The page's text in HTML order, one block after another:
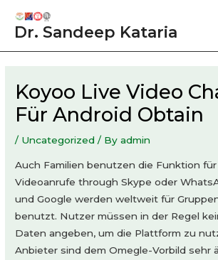
Dr. Sandeep Kataria
Koyoo Live Video
Für Android Obtain
/ Uncategorized / Byadmin
Auch Familien benutzen die Funktion für
Videoanrufe through Skype oder
und Google werden weltweit für
benutzt. Nutzer müssen in der Regel
Daten angeben, um die Plattform zu
Anbieter sind dem Omegle-Vorbild sehr